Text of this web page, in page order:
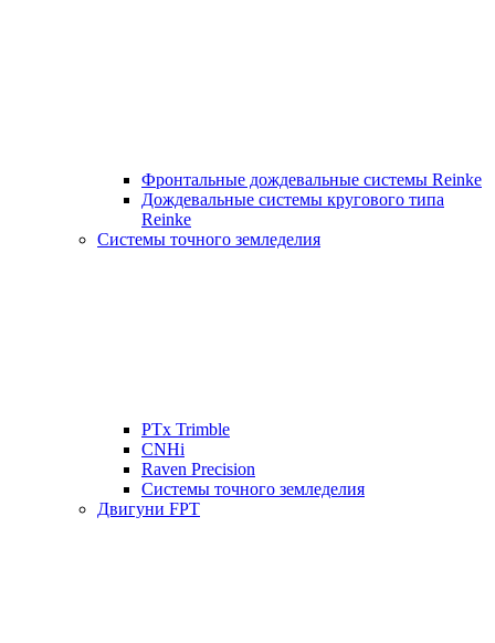
Фронтальные дождевальные системы Reinke
Дождевальные системы кругового типа
Reinke
Системы точного земледелия
PTx Trimble
CNHi
Raven Precision
Системы точного земледелия
Двигуни FPT